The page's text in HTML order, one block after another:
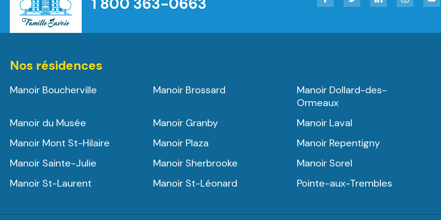
Accueil
Nos résidences
Manoir Boucherville Manoir Brossard
Manoir Dollard-des-
Ormeaux
Manoir du Musée
Manoir Granby
Manoir Laval
Manoir Mont St-Hilaire
Manoir Plaza
Manoir Repentigny
Manoir Sainte-Julie
Manoir Sherbrooke
Manoir Sorel
Manoir St-Laurent
Manoir St-Léonard Pointe-aux-Trembles